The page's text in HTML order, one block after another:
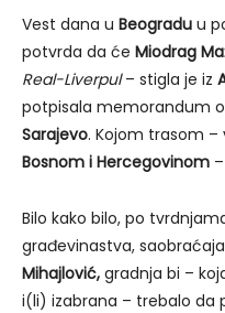
Vest dana u Beogradu u
potvrda da će Miodrag
Real-Liverpul– stigla je iz
potpisala memorandum
Sarajevo. Kojom trasom
Bosnom i Hercegovinom
Bilo kako bilo, po
građevinastva,
Mihajlović, gradnja bi –
i(li) izabrana – trebalo da